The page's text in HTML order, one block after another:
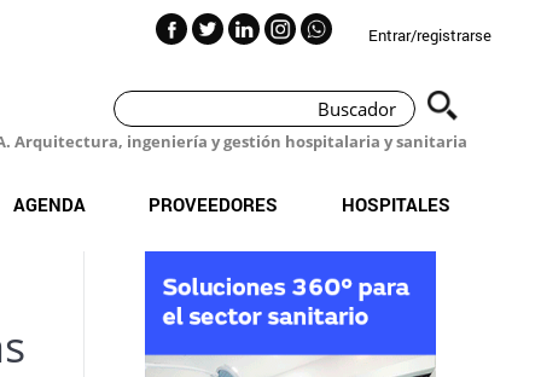
Entrar/registrarse
Arquitectura, ingeniería y gestión hospitalaria y sanitaria
AGENDA PROVEEDORES HOSPITALES